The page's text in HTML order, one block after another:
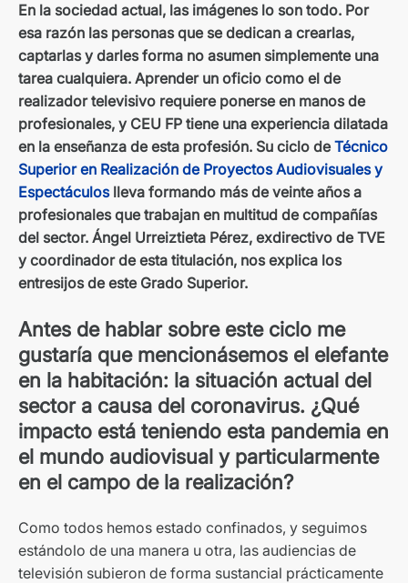
En la sociedad actual, las imágenes lo son todo. Por
esa razón las personas que se dedican a crearlas,
captarlas y darles forma no asumen simplemente una
tarea cualquiera. Aprender un oficio como el de
realizador televisivo requiere ponerse en manos de
profesionales, y CEU FP tiene una experiencia dilatada
en la enseñanza de esta profesión. Su ciclo deTécnico
Superior en Realización de Proyectos Audiovisuales y
Espectáculoslleva formando más de veinte años a
profesionales que trabajan en multitud de compañías
del sector. Ángel Urreiztieta Pérez, exdirectivo de TVE
y coordinador de esta titulación, nos explica los
entresijos de este Grado Superior.
Antes de hablar sobre este ciclo me
gustaría que mencionásemos el elefante
en la habitación: la situación actual del
sector a causa del coronavirus. ¿Qué
impacto está teniendo esta pandemia en
el mundo audiovisual y particularmente
en el campo de la realización?
Como todos hemos estado confinados, y seguimos
estándolo de una manera u otra, las audiencias de
televisión subieron de forma sustancial prácticamente